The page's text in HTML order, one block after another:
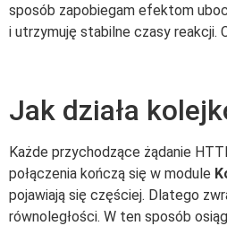
sposób zapobiegam efektom
i utrzymuję stabilne czasy reakcji.
Jak działa
Każde przychodzące żądanie
połączenia kończą się w module
pojawiają się częściej. Dlatego
równoległości. W ten sposób